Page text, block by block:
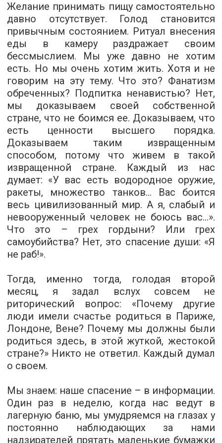
Желание принимать пищу самостоятельно
давно отсутствует. Голод становится
привычным состоянием. Ритуал внесения
еды в камеру раздражает своим
бессмыслием. Мы уже давно не хотим
есть. Но мы очень хотим жить. Хотя и не
говорим на эту тему. Что это? Фанатизм
обреченных? Подпитка ненавистью? Нет,
мы доказываем своей собственной
стране, что не боимся ее. Доказываем, что
есть ценности высшего порядка.
Доказываем таким извращенным
способом, потому что живем в такой
извращенной стране. Каждый из нас
думает: «У вас есть водородное оружие,
ракеты, множество танков... Вас боится
весь цивилизованный мир. А я, слабый и
невооруженный человек не боюсь вас...».
Что это – грех гордыни? Или грех
самоубийства? Нет, это спасение души: «Я
не раб!».
Тогда, именно тогда, голодая второй
месяц, я задал вслух совсем не
риторический вопрос: «Почему другие
люди имели счастье родиться в Париже,
Лондоне, Вене? Почему мы должны были
родиться здесь, в этой жуткой, жестокой
стране?» Никто не ответил. Каждый думал
о своем.
Мы знаем: наше спасение – в информации.
Один раз в неделю, когда нас ведут в
лагерную баню, мы умудряемся на глазах у
постоянно наблюдающих за нами
надзирателей прятать маленькие бумажки